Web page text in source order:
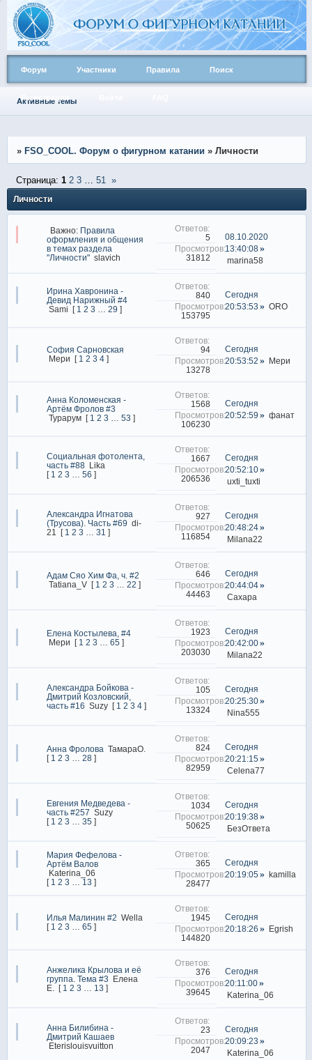
Форум Участники Правила Поиск
Активные темы
» FSO_COOL. Форум о фигурном катании » Личности
Личности
Страница: 1 2 3 51 »
Важно: Правила
оформления и общения
в темах раздела
"Личности" slavich
5
31812
08.10.2020
13:40:08
marina58
Ирина Хавронина -
Девид Нарижный #4
Sami
[ 1 2 3 29 ]
840
153795
Сегодня
20:53:53
ORO
София Сарновская
Мери
[ 1 2 3 4 ]
94
13278
Сегодня
20:53:52
Мери
Анна Коломенская -
Артём Фролов #3
Турарум
[ 1 2 3 53 ]
1568
106230
Сегодня
20:52:59
фанат
Социальная фотолента,
часть #88
Lika
[ 1 2 3 56 ]
1667
206536
Сегодня
20:52:10
uxti_tuxti
Александра Игнатова
(Трусова). Часть #69 di-
21
[ 1 2 3 31 ]
927
116854
Сегодня
20:48:24
Milana22
Адам Сяо Хим Фа, ч. #2
Tatiana_V
[ 1 2 3 22 ]
646
44463
Сегодня
20:44:04
Сахара
Елена Костылева, #4
Мери
[ 1 2 3 65 ]
1923
203030
Сегодня
20:42:00
Milana22
Александра Бойкова -
Дмитрий Козловский,
часть #16 Suzy [ 1 2 3 4 ]
105
13324
Сегодня
20:25:30
Nina555
Анна Фролова ТамараО.
[ 1 2 3 28 ]
824
82959
Сегодня
20:21:15
Celena77
Евгения Медведева -
часть #257 Suzy
[ 1 2 3 35 ]
1034
50625
Сегодня
20:19:38
БезОтвета
Мария Фефелова -
Артём Валов
Katerina_06
[ 1 2 3 13 ]
365
28477
Сегодня
20:19:05
kamilla
Илья Малинин #2 Wella
[ 1 2 3 65 ]
1945
144820
Сегодня
20:18:26
Egrish
Анжелика Крылова и её
группа. Тема #3
Елена
Е.
[ 1 2 3 13 ]
376
39645
Сегодня
20:11:00
Katerina_06
Анна Билибина -
Дмитрий Кашаев
Eterislouisvuitton
23
2047
Сегодня
20:09:23
Katerina_06